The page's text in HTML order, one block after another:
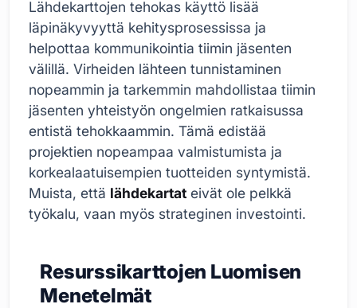
Lähdekarttojen tehokas käyttö lisää
läpinäkyvyyttä kehitysprosessissa ja
helpottaa kommunikointia tiimin jäsenten
välillä. Virheiden lähteen tunnistaminen
nopeammin ja tarkemmin mahdollistaa tiimin
jäsenten yhteistyön ongelmien ratkaisussa
entistä tehokkaammin. Tämä edistää
projektien nopeampaa valmistumista ja
korkealaatuisempien tuotteiden syntymistä.
Muista, että lähdekartat eivät ole pelkkä
työkalu, vaan myös strateginen investointi.
Resurssikarttojen Luomisen
Menetelmät